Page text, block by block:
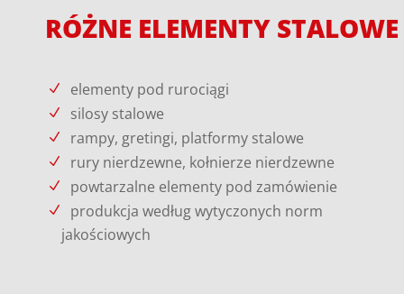
RÓŻNE ELEMENTY STALOWE
elementy pod rurociągi
silosy stalowe
rampy, gretingi, platformy stalowe
rury nierdzewne, kołnierze nierdzewne
powtarzalne elementy pod zamówienie
produkcja według wytyczonych norm
jakościowych